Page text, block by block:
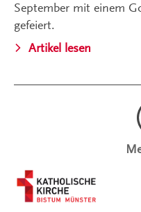
September mit einem
gefeiert.
Artikel lesen